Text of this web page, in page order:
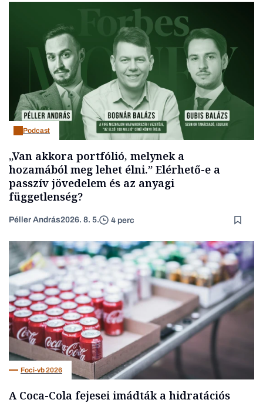
Podcast
„Van akkora portfólió, melynek a
hozamából meg lehet élni.” Elérhető-e a
passzív jövedelem és az anyagi
függetlenség?
Péller András2026. 8. 5. 4 perc
Foci-vb 2026
A Coca-Cola fejesei imádták a hidratációs